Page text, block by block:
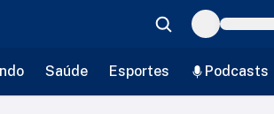
Saúde Esportes Podcasts